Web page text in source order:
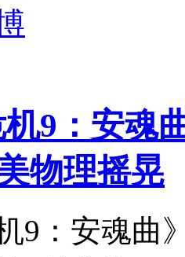
机9：安魂
物理摇晃
9：安魂